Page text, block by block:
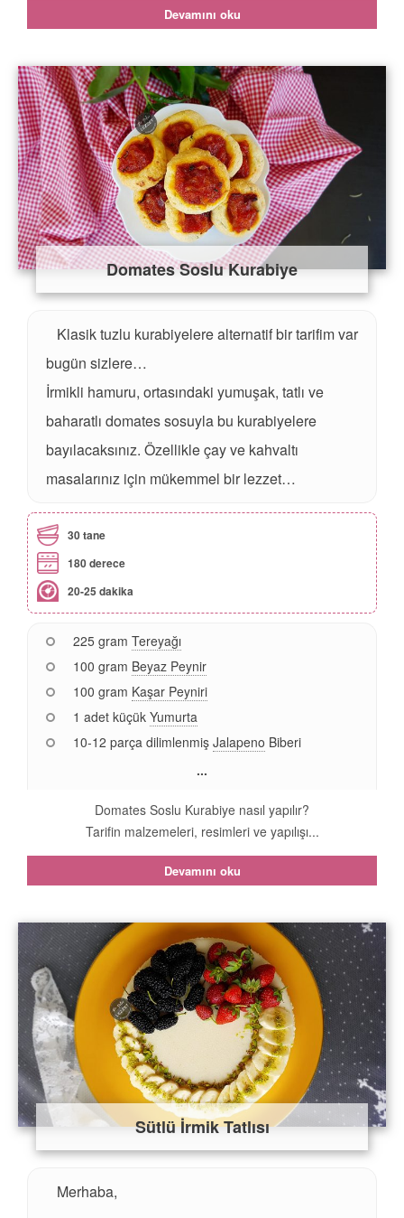
Devamını oku
Domates Soslu Kurabiye
Klasik tuzlu kurabiyelere alternatif bir tarifim var
bugün sizlere…
İrmikli hamuru, ortasındaki yumuşak, tatlı ve
baharatlı domates sosuyla bu kurabiyelere
bayılacaksınız. Özellikle çay ve kahvaltı
masalarınız için mükemmel bir lezzet…
30 tane
180 derece
20-25 dakika
225 gram Tereyağı
100 gram Beyaz Peynir
100 gram Kaşar Peyniri
1 adet küçük Yumurta
10-12 parça dilimlenmiş Jalapeno Biberi
...
Domates Soslu Kurabiye nasıl yapılır?
Tarifin malzemeleri, resimleri ve yapılışı...
Devamını oku
Sütlü İrmik Tatlısı
Merhaba,